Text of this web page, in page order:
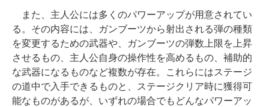
また、主人公には多くのパワーアップが用意されてい
る。その内容には、ガンブーツから射出される弾の種類
を変更するための武器や、ガンブーツの弾数上限を上昇
させるもの、主人公自身の操作性を高めるもの、補助的
な武器になるものなど複数が存在。これらにはステージ
の道中で入手できるものと、ステージクリア時に獲得可
能なものがあるが、いずれの場合でもどんなパワーアッ